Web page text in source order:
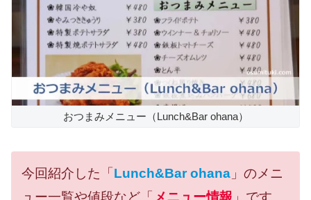
おつまみメニュー（Lunch&Bar ohana）
今回紹介した「 Lunch&Bar ohana 」のメニ